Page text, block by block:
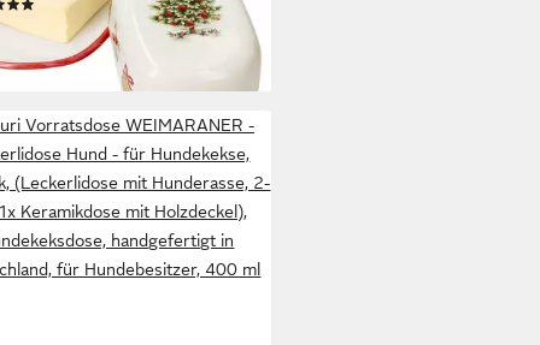
€
- in 3-4 Werktagen bei dir
Vorratsdose WEIMARANER -
Hund - für Hundekekse,
(Leckerlidose mit Hunderasse, 2-
Keramikdose mit Holzdeckel),
handgefertigt in
für Hundebesitzer, 400 ml